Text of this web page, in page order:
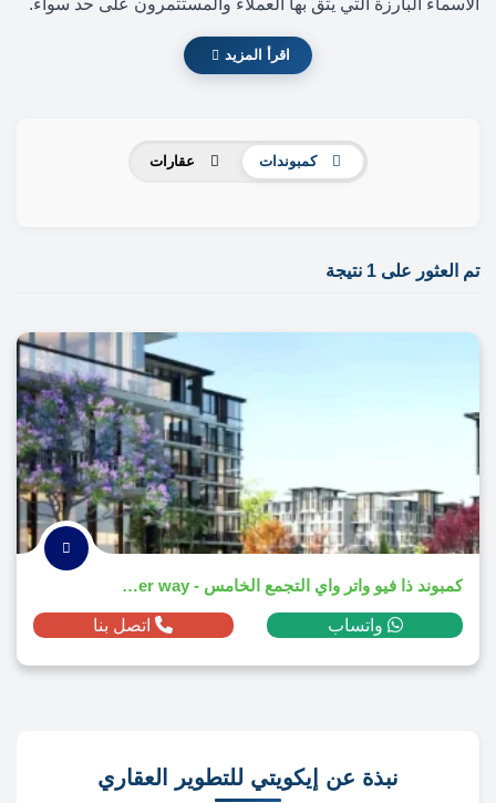
الأسماء البارزة التي يثق بها العملاء والمستثمرون على حد سواء.
اقرأ المزيد
كمبوندات عقارات
تم العثور على 1 نتيجة
كمبوند ذا فيو واتر واي التجمع الخامس - The View water way
واتساب اتصل بنا
نبذة عن إيكويتي للتطوير العقاري